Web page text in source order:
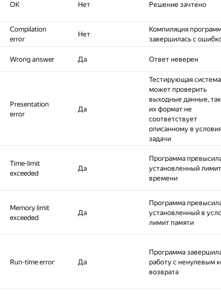
OK Нет Решение зачтено
Compilation
error
Нет
Компиляция
завершилась с
Wrong answer Да Ответ неверен
Presentation
error
Да
Тестирующая
может проверить
выходные данные, так
их формат не
соответствует
описанному в
задачи
Time-limit
exceeded
Да
Программа
установленный лимит
времени
Memory limit
exceeded
Да
Программа
установленный в
лимит памяти
Run-time error Да
Программа
работу с ненулевым
возврата